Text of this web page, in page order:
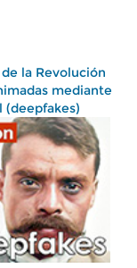
la Revolución
mediante